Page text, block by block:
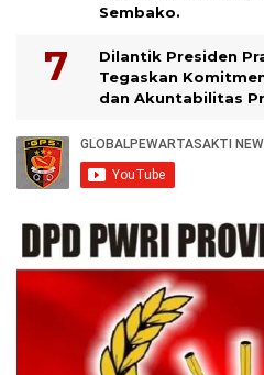
Sembako.
Dilantik Presiden
Tegaskan
dan Akuntabilitas